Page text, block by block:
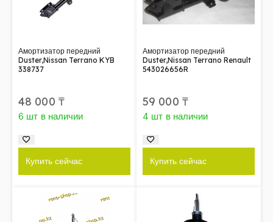
Амортизатор передний
Duster,Nissan Terrano KYB
338737
48 000 ₸
6 шт в наличии
Купить сейчас
Амортизатор передний
Duster,Nissan Terrano Renault
543026656R
59 000 ₸
4 шт в наличии
Купить сейчас